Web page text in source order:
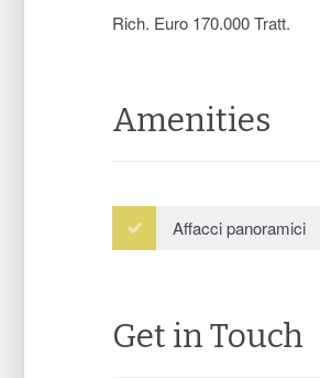
Rich. Euro 170.000 Tratt.
Amenities
Affacci panoramici
Get in Touch